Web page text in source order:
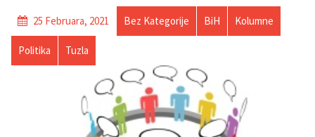
25 Februara, 2021 Bez Kategorije BiH Kolumne
Politika Tuzla